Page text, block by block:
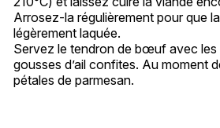
Arrosez-la régulièrement pour que
légèrement laquée.
Servez le tendron de bœuf avec les
gousses d’ail confites. Au moment
pétales de parmesan.